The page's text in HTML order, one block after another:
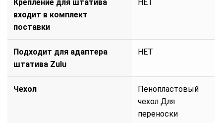
Крепление для штатива
входит в комплект
поставки
НЕТ
Подходит для адаптера
штатива Zulu
НЕТ
Чехол
Пенопластовый
чехол Для
переноски